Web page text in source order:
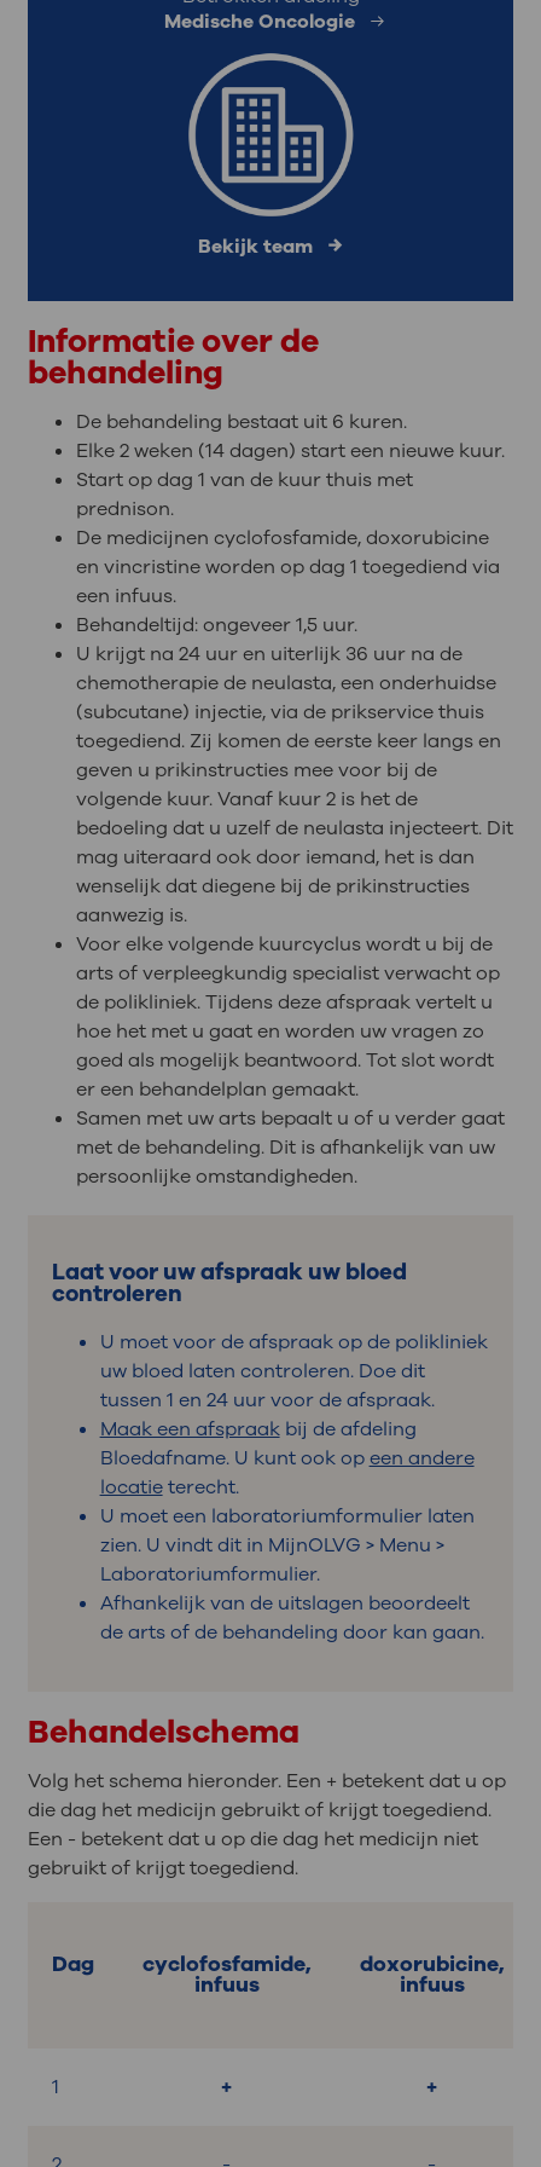
Medische Oncologie
Bekijk team
Informatie over de
behandeling
De behandeling bestaat uit 6 kuren.
Elke 2 weken (14 dagen) start een nieuwe kuur.
Start op dag 1 van de kuur thuis met
prednison.
De medicijnen cyclofosfamide, doxorubicine
en vincristine worden op dag 1 toegediend via
een infuus.
Behandeltijd: ongeveer 1,5 uur.
U krijgt na 24 uur en uiterlijk 36 uur na de
chemotherapie de neulasta, een onderhuidse
(subcutane) injectie, via de prikservice thuis
toegediend. Zij komen de eerste keer langs en
geven u prikinstructies mee voor bij de
volgende kuur. Vanaf kuur 2 is het de
bedoeling dat u uzelf de neulasta injecteert. Dit
mag uiteraard ook door iemand, het is dan
wenselijk dat diegene bij de prikinstructies
aanwezig is.
Voor elke volgende kuurcyclus wordt u bij de
arts of verpleegkundig specialist verwacht op
de polikliniek. Tijdens deze afspraak vertelt u
hoe het met u gaat en worden uw vragen zo
goed als mogelijk beantwoord. Tot slot wordt
er een behandelplan gemaakt.
Samen met uw arts bepaalt u of u verder gaat
met de behandeling. Dit is afhankelijk van uw
persoonlijke omstandigheden.
Laat voor uw afspraak uw bloed
controleren
U moet voor de afspraak op de polikliniek
uw bloed laten controleren. Doe dit
tussen 1 en 24 uur voor de afspraak.
Maak een afspraakbij de afdeling
Bloedafname. U kunt ook opeen andere
locatieterecht.
U moet een laboratoriumformulier laten
zien. U vindt dit in MijnOLVG > Menu >
Laboratoriumformulier.
Afhankelijk van de uitslagen beoordeelt
de arts of de behandeling door kan gaan.
Behandelschema
Volg het schema hieronder. Een + betekent dat u op
die dag het medicijn gebruikt of krijgt toegediend.
Een - betekent dat u op die dag het medicijn niet
gebruikt of krijgt toegediend.
Dag cyclofosfamide,
infuus
doxorubicine,
infuus
1 + +